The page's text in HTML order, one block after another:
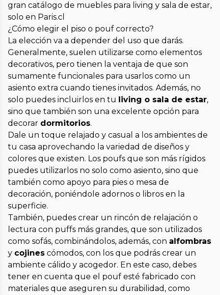
gran catálogo de muebles para living y sala de estar,
solo en Paris.cl
¿Cómo elegir el piso o pouf correcto?
La elección va a depender del uso que darás.
Generalmente, suelen utilizarse como elementos
decorativos, pero tienen la ventaja de que son
sumamente funcionales para usarlos como un
asiento extra cuando tienes invitados. Además, no
solo puedes incluirlos en tu living o sala de estar,
sino que también son una excelente opción para
decorar dormitorios.
Dale un toque relajado y casual a los ambientes de
tu casa aprovechando la variedad de diseños y
colores que existen. Los poufs que son más rígidos
puedes utilizarlos no solo como asiento, sino que
también como apoyo para pies o mesa de
decoración, poniéndole adornos o libros en la
superficie.
También, puedes crear un rincón de relajación o
lectura con puffs más grandes, que son utilizados
como sofás, combinándolos, además, con alfombras
y cojines cómodos, con los que podrás crear un
ambiente cálido y acogedor. En este caso, debes
tener en cuenta que el pouf esté fabricado con
materiales que aseguren su durabilidad, como